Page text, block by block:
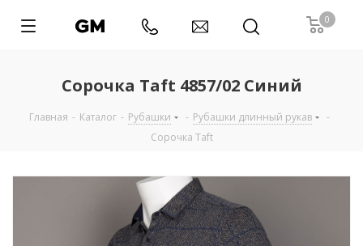
0
Сорочка Taft 4857/02 Синий
Главная - Каталог - Рубашки - Рубашки длинный рукав
-
Сорочка Taft